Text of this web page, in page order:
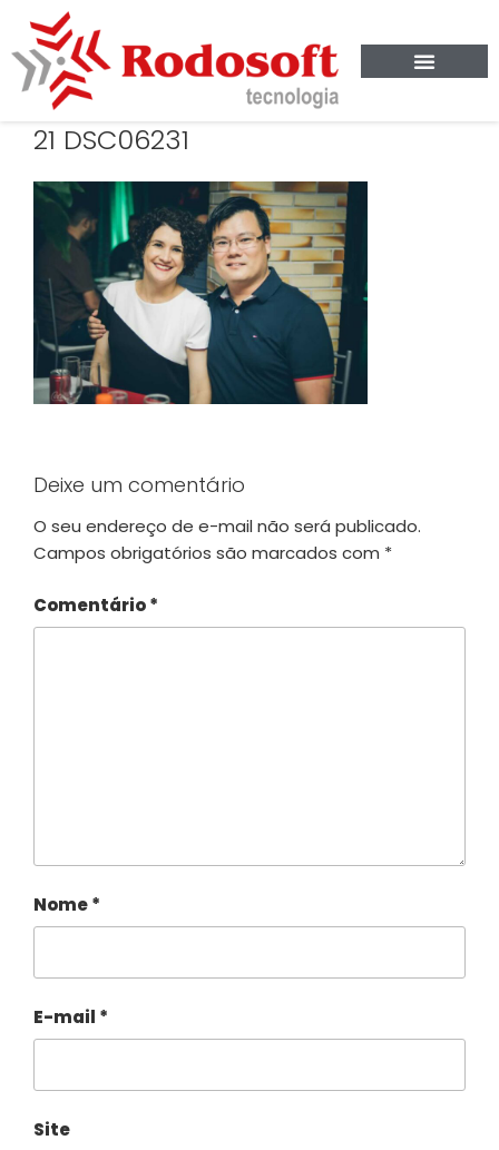
21 DSC06231
Deixe um comentário
O seu endereço de e-mail não será publicado.
Campos obrigatórios são marcados com *
Comentário*
Nome*
E-mail *
Site